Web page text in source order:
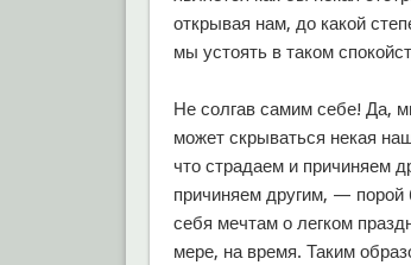
открывая нам, до какой
мы устоять в таком
Не солгав самим себе! Да,
может скрываться некая
что страдаем и причиняем
причиняем другим, —
себя мечтам о легком
мере, на время. Таким